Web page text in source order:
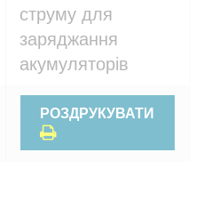
струму для
заряджання
акумуляторів
РОЗДРУКУВАТИ